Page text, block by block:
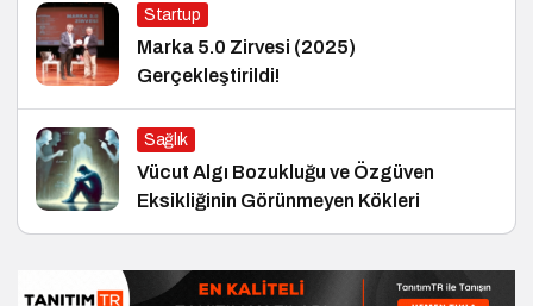
Startup
Marka 5.0 Zirvesi (2025)
Gerçekleştirildi!
Sağlık
Vücut Algı Bozukluğu ve Özgüven
Eksikliğinin Görünmeyen Kökleri